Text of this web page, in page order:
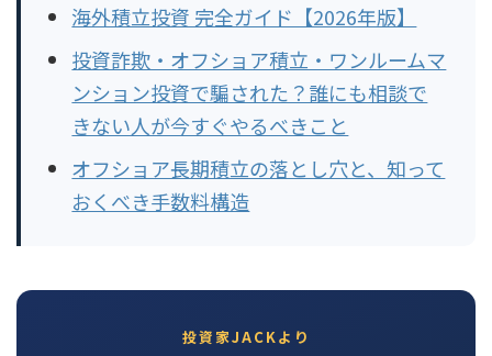
海外積立投資 完全ガイド【2026年版】
投資詐欺・オフショア積立・ワンルームマ
ンション投資で騙された？誰にも相談で
きない人が今すぐやるべきこと
オフショア長期積立の落とし穴と、知って
おくべき手数料構造
投資家JACKより